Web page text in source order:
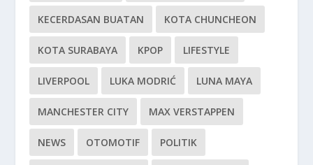
KECERDASAN BUATAN KOTA CHUNCHEON
KOTA SURABAYA KPOP LIFESTYLE
LIVERPOOL LUKA MODRIĆ LUNA MAYA
MANCHESTER CITY MAX VERSTAPPEN
NEWS OTOMOTIF POLITIK